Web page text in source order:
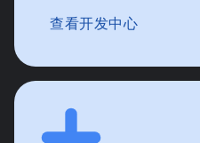
查看开发中心